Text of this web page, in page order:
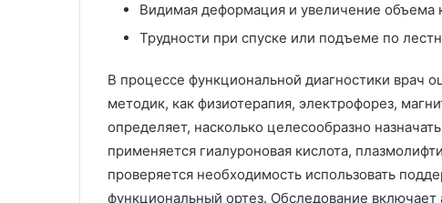
Видимая деформация и увеличение объема
Трудности при спуске или подъеме по
В процессе функциональной диагностики врач
методик, как физиотерапия, электрофорез,
определяет, насколько целесообразно
применяется гиалуроновая кислота,
проверяется необходимость использовать
функциональный ортез. Обследование включает